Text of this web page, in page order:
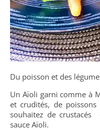
Du poisson et des
Un Aïoli garni comme à
et crudités, de
souhaitez de crustacés
sauce Aïoli.